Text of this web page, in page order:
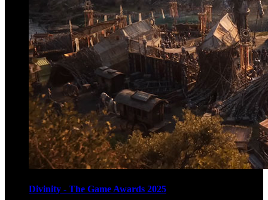
Divinity - The Game Awards 2025